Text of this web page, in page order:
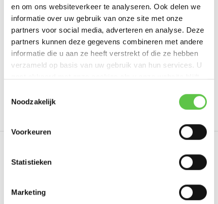
en om ons websiteverkeer te analyseren. Ook delen we
informatie over uw gebruik van onze site met onze
partners voor social media, adverteren en analyse. Deze
partners kunnen deze gegevens combineren met andere
informatie die u aan ze heeft verstrekt of die ze hebben
verzameld op basis van uw gebruik van hun services. U
Noodzakelijk
Voorkeuren
Statistieken
Marketing
Er zijn nog geen reviews geschreven over dit product..
Tags
3 Year LIC-MS120-8FP-
Abonneer